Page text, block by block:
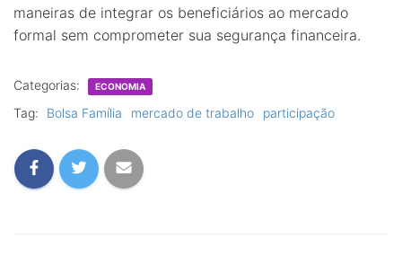
maneiras de integrar os beneficiários ao mercado
formal sem comprometer sua segurança financeira.
Categorias: ECONOMIA
Tag: Bolsa Família mercado de trabalho participação